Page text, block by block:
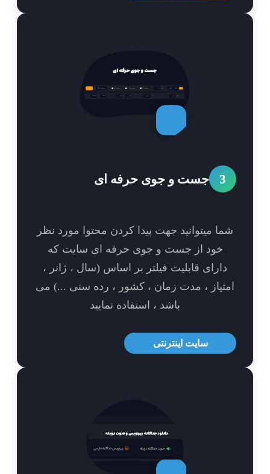
جست و جوی حرفه ای
میتوانید جهت پیدا کردن محتوا مورد نظر
خود از جست و جوی حرفه ای سایت که
دارای قابلیت فیلتر بر اساس (سال ، ژانر ،
، مدت زمان ، کشور ، رده سنی ...) می
باشد ، استفاده نمایید
سایت اینترنتی